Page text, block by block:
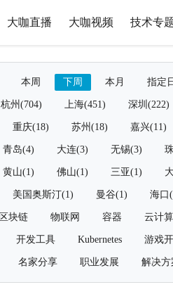
大咖直播 大咖视频 技术专
本周 下周 本月 指定
杭州(704) 上海(451) 深圳(222)
重庆(18) 苏州(18) 嘉兴(11)
青岛(4) 大连(3) 无锡(3)
黄山(1) 佛山(1) 三亚(1)
美国奥斯汀(1) 曼谷(1) 海口
区块链 物联网 容器 云计算
开发工具 Kubernetes 游戏
名家分享 职业发展 解决方